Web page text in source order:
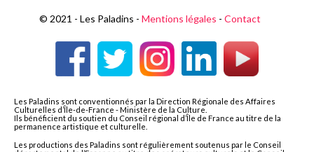
© 2021 - Les Paladins - Mentions légales - Contact
Les Paladins sont conventionnés par la Direction Régionale des Affaires
Culturelles d’Île-de-France - Ministère de la Culture.
Ils bénéficient du soutien du Conseil régional d’Île de France au titre de la
permanence artistique et culturelle.
Les productions des Paladins sont régulièrement soutenus par le Conseil